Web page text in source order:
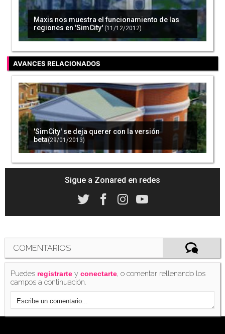
Maxis nos muestra el funcionamiento de las
regiones en 'SimCity' (11/12/2012)
AVANCES RELACIONADOS
'SimCity' se deja querer con la versión
beta(29/01/2013)
Sigue a Zonared en redes
COMENTARIOS
Puedes registrarte yconectarte, o comentar rellenando los
campos a continuación.